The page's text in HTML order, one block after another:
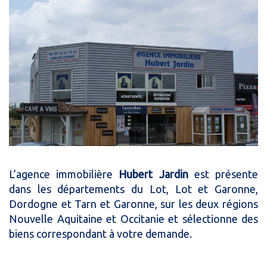
L’agence immobilière Hubert Jardinest présente
dans les départements du Lot, Lot et Garonne,
Dordogne et Tarn et Garonne, sur les deux régions
Nouvelle Aquitaine et Occitanie et sélectionne des
biens correspondant à votre demande.